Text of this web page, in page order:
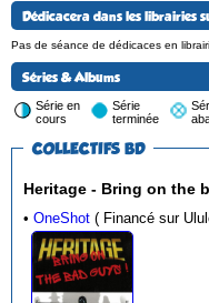
Dédicacera dans les librairies
Pas de séance de dédicaces en
Séries & Albums
Série en
cours
Série
terminée
COLLECTIFS BD
Heritage - Bring on the
•OneShot